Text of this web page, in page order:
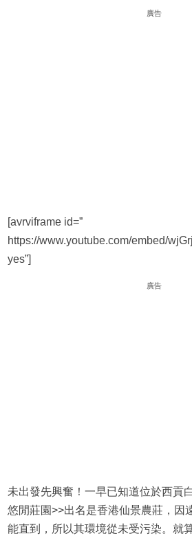
廣告
[avrviframe id=”
https://www.youtube.com/embed/
yes”]
廣告
未出發先興奮！一早已知道位於西貢
悠閒莊園>>出名是香港仙景農莊，因
能直到，所以其環境從未受污染。就